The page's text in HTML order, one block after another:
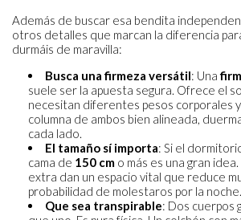
Además de buscar esa bendita
otros detalles que marcan la diferencia
durmáis de maravilla:
Busca una firmeza versátil: Una
suele ser la apuesta segura. Ofrece el
necesitan diferentes pesos corporales
columna de ambos bien alineada,
cada lado.
El tamaño sí importa: Si el
cama de 150 cm o más es una gran
extra dan un espacio vital que reduce
probabilidad de molestaros por la noche.
Que sea transpirable: Dos cuerpos